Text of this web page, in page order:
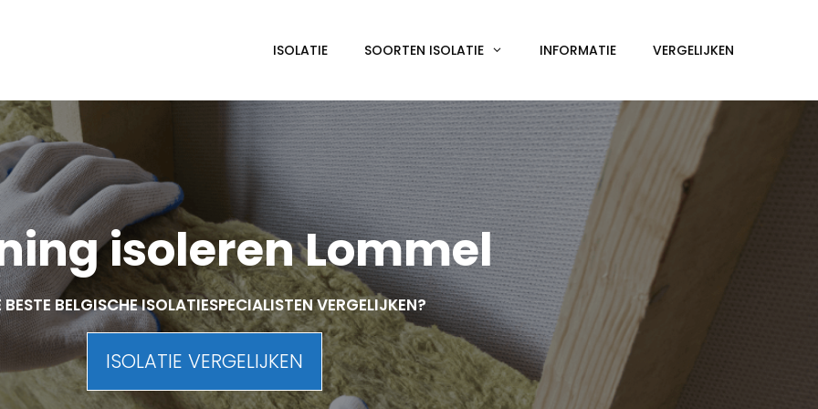
ISOLATIE SOORTEN ISOLATIE INFORMATIE VERGELIJKEN
isoleren Lommel
BESTE BELGISCHE ISOLATIESPECIALISTEN VERGELIJKEN?
ISOLATIE VERGELIJKEN